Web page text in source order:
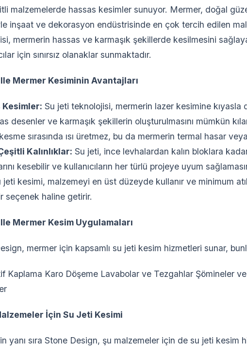
malzemelerde hassas kesimler sunuyor. Mermer, doğal
inşaat ve dekorasyon endüstrisinde en çok tercih edilen
mermerin hassas ve karmaşık şekillerde kesilmesini
için sınırsız olanaklar sunmaktadır.
Mermer Kesiminin Avantajları
Kesimler: Su jeti teknolojisi, mermerin lazer kesimine kıyasla
desenler ve karmaşık şekillerin oluşturulmasını mümkün
sırasında ısı üretmez, bu da mermerin termal hasar
Kalınlıklar: Su jeti, ince levhalardan kalın bloklara
kesebilir ve kullanıcıların her türlü projeye uyum
jeti kesimi, malzemeyi en üst düzeyde kullanır ve minimum
seçenek haline getirir.
Mermer Kesim Uygulamaları
mermer için kapsamlı su jeti kesim hizmetleri sunar,
Kaplama Karo Döşeme Lavabolar ve Tezgahlar Şömineler
İçin Su Jeti Kesimi
yanı sıra Stone Design, şu malzemeler için de su jeti kesim